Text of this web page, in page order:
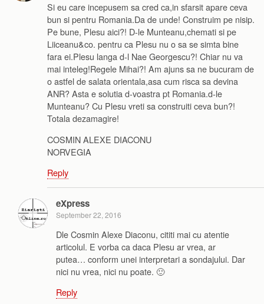
Si eu care incepusem sa cred ca,in sfarsit apare ceva
bun si pentru Romania.Da de unde! Construim pe nisip.
Pe bune, Plesu aici?! D-le Munteanu,chemati si pe
Liiceanu&co. pentru ca Plesu nu o sa se simta bine
fara ei.Plesu langa d-l Nae Georgescu?! Chiar nu va
mai inteleg!Regele Mihai?! Am ajuns sa ne bucuram de
o astfel de salata orientala,asa cum risca sa devina
ANR? Asta e solutia d-voastra pt Romania.d-le
Munteanu? Cu Plesu vreti sa construiti ceva bun?!
Totala dezamagire!
COSMIN ALEXE DIACONU
NORVEGIA
Reply
eXpress
September 22, 2016
Dle Cosmin Alexe Diaconu, cititi mai cu atentie
articolul. E vorba ca daca Plesu ar vrea, ar
putea… conform unei interpretari a sondajului. Dar
nici nu vrea, nici nu poate. 🙂
Reply